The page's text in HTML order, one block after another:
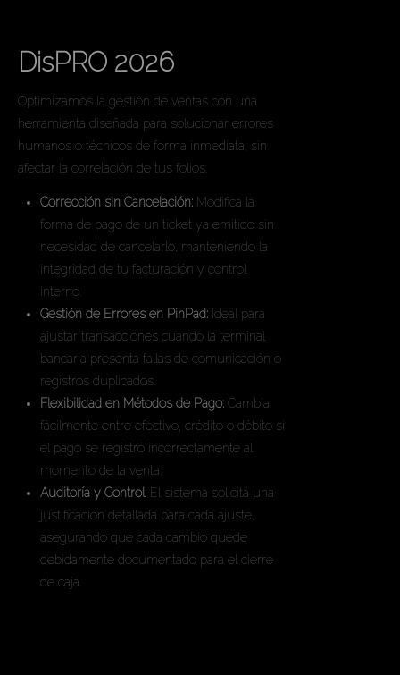
DisPRO 2026
Optimizamos la gestión de ventas con una
herramienta diseñada para solucionar errores
humanos o técnicos de forma inmediata, sin
afectar la correlación de tus folios.
Corrección sin Cancelación: Modifica la
forma de pago de un ticket ya emitido sin
necesidad de cancelarlo, manteniendo la
integridad de tu facturación y control
interno.
Gestión de Errores en PinPad: Ideal para
ajustar transacciones cuando la terminal
bancaria presenta fallas de comunicación o
registros duplicados.
Flexibilidad en Métodos de Pago: Cambia
fácilmente entre efectivo, crédito o débito si
el pago se registró incorrectamente al
momento de la venta.
Auditoría y Control: El sistema solicita una
justificación detallada para cada ajuste,
asegurando que cada cambio quede
debidamente documentado para el cierre
de caja.